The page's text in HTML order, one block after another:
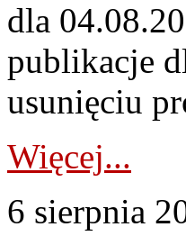
dla
publikacje
usunięciu
Więcej...
6 sierpnia